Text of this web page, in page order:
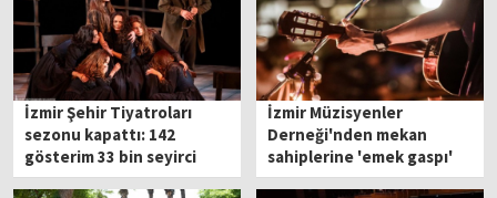
İzmir Şehir Tiyatroları
sezonu kapattı: 142
gösterim 33 bin seyirci
İzmir Müzisyenler
Derneği'nden mekan
sahiplerine 'emek gaspı'
çıkışı!